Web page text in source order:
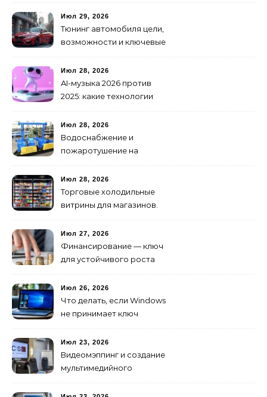
Июл 29, 2026
Тюнинг автомобиля цели,
возможности и ключевые
транспортных средств
Июл 28, 2026
AI-музыка 2026 против
2025: какие технологии
создание клипов
изменилось навсегда
Июл 28, 2026
Водоснабжение и
пожаротушение на
оборудование
предусмотреть заранее
Июл 28, 2026
Торговые холодильные
витрины для магазинов.
Июл 27, 2026
Финансирование — ключ
для устойчивого роста
Июл 26, 2026
Что делать, если Windows
не принимает ключ
Июл 23, 2026
Видеомэппинг и создание
мультимедийного
будущего для пространств